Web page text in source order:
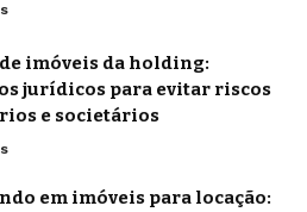
imóveis da holding:
jurídicos para evitar riscos
e societários
em imóveis para locação: